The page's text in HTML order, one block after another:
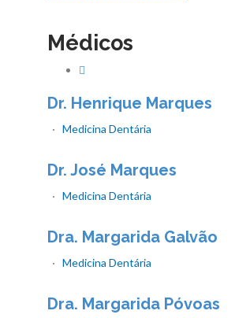
Médicos
Dr. Henrique Marques
· Medicina Dentária
Dr. José Marques
· Medicina Dentária
Dra. Margarida Galvão
· Medicina Dentária
Dra. Margarida Póvoas